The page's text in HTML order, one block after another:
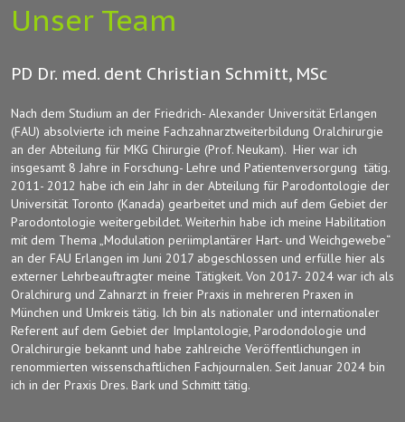
Unser Team
PD Dr. med. dent Christian Schmitt, MSc
Nach dem Studium an der Friedrich- Alexander Universität Erlangen
(FAU) absolvierte ich meine Fachzahnarztweiterbildung Oralchirurgie
an der Abteilung für MKG Chirurgie (Prof. Neukam). Hier war ich
insgesamt 8 Jahre in Forschung- Lehre und Patientenversorgung tätig.
2011- 2012 habe ich ein Jahr in der Abteilung für Parodontologie der
Universität Toronto (Kanada) gearbeitet und mich auf dem Gebiet der
Parodontologie weitergebildet. Weiterhin habe ich meine Habilitation
mit dem Thema „Modulation periimplantärer Hart- und Weichgewebe“
an der FAU Erlangen im Juni 2017 abgeschlossen und erfülle hier als
externer Lehrbeauftragter meine Tätigkeit. Von 2017- 2024 war ich als
Oralchirurg und Zahnarzt in freier Praxis in mehreren Praxen in
München und Umkreis tätig. Ich bin als nationaler und internationaler
Referent auf dem Gebiet der Implantologie, Parodondologie und
Oralchirurgie bekannt und habe zahlreiche Veröffentlichungen in
renommierten wissenschaftlichen Fachjournalen. Seit Januar 2024 bin
ich in der Praxis Dres. Bark und Schmitt tätig.